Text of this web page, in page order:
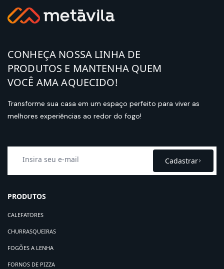
CONHEÇA NOSSA LINHA DE
PRODUTOS E MANTENHA QUEM
VOCÊ AMA AQUECIDO!
Transforme sua casa em um espaço perfeito para viver as
melhores experiências ao redor do fogo!
Cadastrar
PRODUTOS
CALEFATORES
CHURRASQUEIRAS
FOGÕES A LENHA
FORNOS DE PIZZA